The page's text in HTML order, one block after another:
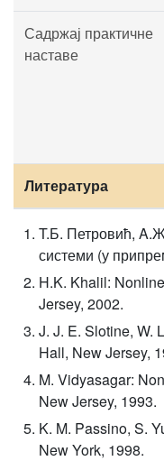
Садржај практичне
наставе
Литература
T.Б. Петровић,
системи (у
H.K. Khalil:
Jersey, 2002.
J. J. E. Slotine, W.
Hall, New Jersey,
M. Vidyasagar:
New Jersey, 1993.
K. M. Passino, S.
New York, 1998.